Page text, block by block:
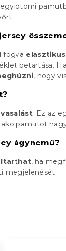
fogva
betartása.
, hogy
. Ez az
pamutot
ágynemű?
, ha
megjelenését.